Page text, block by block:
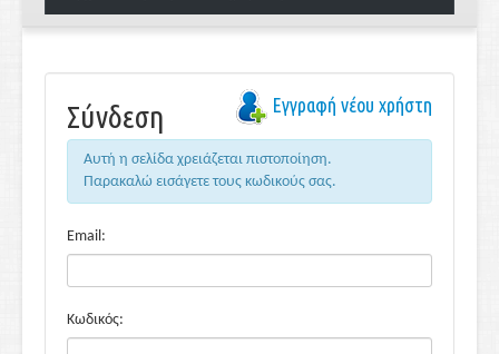
Σύνδεση Εγγραφή νέου χρήστη
Αυτή η σελίδα χρειάζεται πιστοποίηση.
Παρακαλώ εισάγετε τους κωδικούς σας.
Email:
Κωδικός: